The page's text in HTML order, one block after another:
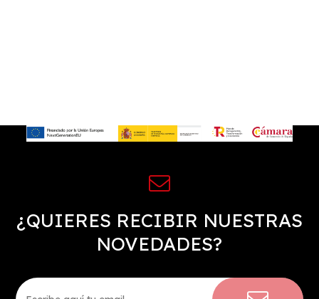
¿QUIERES RECIBIR NUESTRAS
NOVEDADES?